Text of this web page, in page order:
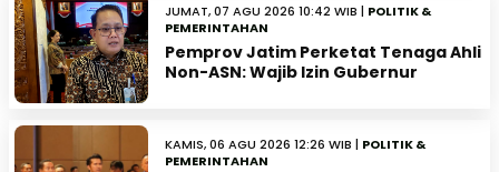
JUMAT, 07 AGU 2026 10:42 WIB | POLITIK &
PEMERINTAHAN
Pemprov Jatim Perketat Tenaga Ahli
Non-ASN: Wajib Izin Gubernur
KAMIS, 06 AGU 2026 12:26 WIB | POLITIK &
PEMERINTAHAN